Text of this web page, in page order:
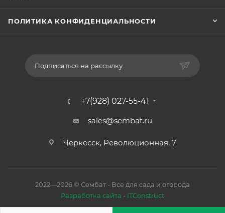
ПОЛИТИКА КОНФИДЕНЦИАЛЬНОСТИ
Подписаться на рассылку
+7(928) 027-55-41
sales@sembat.ru
Черкесск, Революционная, 7
2022—2026 © Сембат - Все для сада и огорода
Разработка сайта - ITConstruct